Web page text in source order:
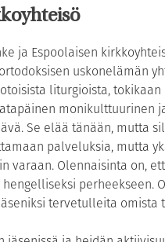
ja Espoolaisen
uskonelämän
liturgioista,
monikulttuurinen
Se elää tänään, mutta
palveluksia, mutta
varaan. Olennaisinta on,
perheekseen.
tervetulleita omista